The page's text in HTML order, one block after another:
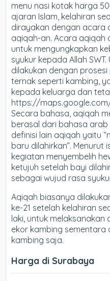
menu nasi kotak harga
ajaran Islam, kelahiran
dirayakan dengan acara
aqiqah-an. Acara aqiqah
untuk mengungkapkan
syukur kepada Allah
dilakukan dengan
ternak seperti kambing,
kepada keluarga dan
https://
Secara bahasa, aqiqah
berasal dari bahasa arab
definisi lain aqiqah yaitu
baru dilahirkan”. Menurut
kegiatan menyembelih
ketujuh setelah bayi
sebagai wujud rasa
Aqiqah biasanya
ke-21 setelah kelahiran
laki, untuk
ekor kambing sementara
kambing saja.
Harga di Surabaya